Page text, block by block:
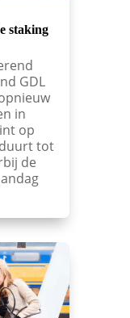
staking
GDL
in
op
tot
de